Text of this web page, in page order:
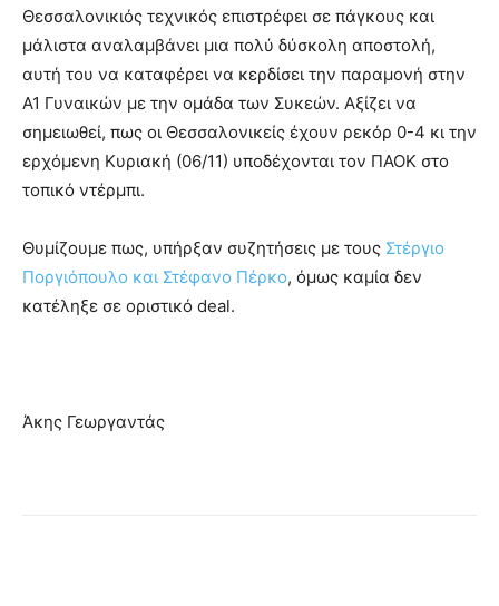
Θεσσαλονικιός τεχνικός επιστρέφει σε πάγκους και
μάλιστα αναλαμβάνει μια πολύ δύσκολη αποστολή,
αυτή του να καταφέρει να κερδίσει την παραμονή στην
Α1 Γυναικών με την ομάδα των Συκεών. Αξίζει να
σημειωθεί, πως οι Θεσσαλονικείς έχουν ρεκόρ 0-4 κι την
ερχόμενη Κυριακή (06/11) υποδέχονται τον ΠΑΟΚ στο
τοπικό ντέρμπι.
Θυμίζουμε πως, υπήρξαν συζητήσεις με τους Στέργιο
Ποργιόπουλο και Στέφανο Πέρκο, όμως καμία δεν
κατέληξε σε οριστικό deal.
Άκης Γεωργαντάς